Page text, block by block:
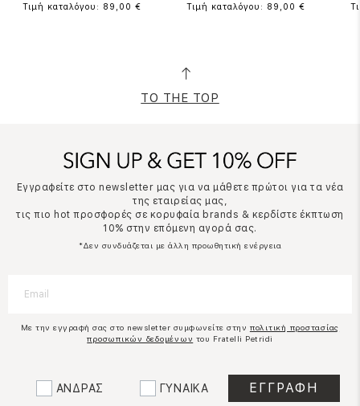
Τιμή καταλόγου: 89,00 € Τιμή καταλόγου: 89,00 €
TO THE TOP
Εγγραφείτε στο newsletter μας για να μάθετε πρώτοι για τα νέα
της εταιρείας μας,
τις πιο hot προσφορές σε κορυφαία brands & κερδίστε έκπτωση
10% στην επόμενη αγορά σας.
*Δεν συνδυάζεται με άλλη προωθητική ενέργεια
Με την εγγραφή σας στο newsletter συμφωνείτε στην πολιτική προστασίας
προσωπικών δεδομένων του Fratelli Petridi
ΑΝΔΡΑΣ ΓΥΝΑΙΚΑ